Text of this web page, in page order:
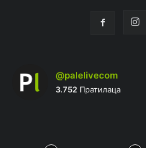
@palelivecom
3.752 Пратилаца